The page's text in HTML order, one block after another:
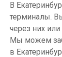
В
терминалы.
через них или
Мы можем
в